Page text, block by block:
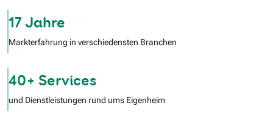
17 Jahre
Markterfahrung in verschiedensten Branchen
40+ Services
und Dienstleistungen rund ums Eigenheim